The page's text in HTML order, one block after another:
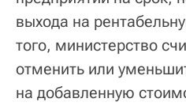
выхода на
того, министерство
отменить или
на добавленную